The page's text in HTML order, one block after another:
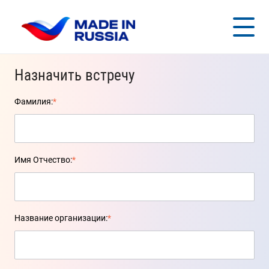
Назначить встречу
Фамилия:*
Имя Отчество:*
Название организации:*